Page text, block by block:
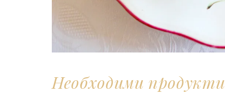
Необходими продукти